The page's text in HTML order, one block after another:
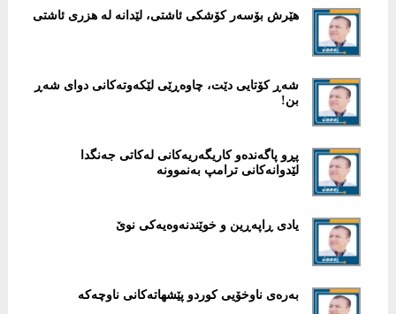
هێرش بۆسەر کۆشکی ئاشتی، لێدانە لە هزری ئاشتی
شەڕ کۆتایی دێت، چاوەڕێی لێکەوتەکانی دوای شەڕ
بن!
پڕو پاگەندەو کاریگەریەکانی لەکاتی جەنگدا
لێدوانەکانی ترامپ بەنموونە
یادی ڕاپەڕین و خوێندنەوەیەکی نوێ
بەرەی ناوخۆیی کوردو پێشهاتەکانی ناوچەکە